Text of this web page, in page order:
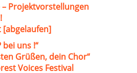
Projektvorstellungen
[abgelaufen]
bei uns !“
Grüßen, dein Chor“
Voices Festival